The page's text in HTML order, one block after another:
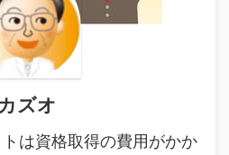
カズオ
は資格取得の費用がかか